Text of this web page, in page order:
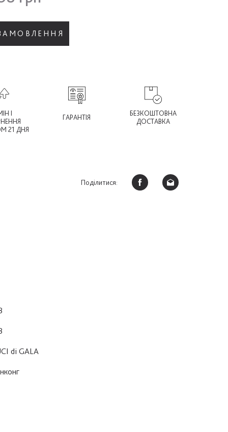
І
21 ДНЯ
ГАРАНТІЯ
БЕЗКОШТОВНА
ДОСТАВКА
Поділитися:
di GALA